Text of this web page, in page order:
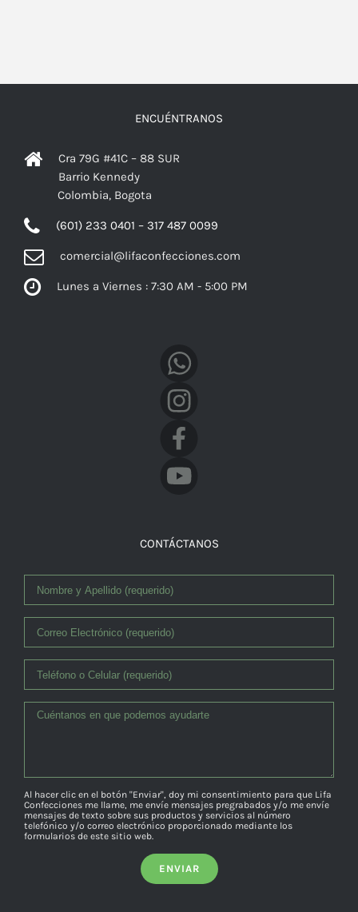
ENCUÉNTRANOS
Cra 79G #41C – 88 SUR
Barrio Kennedy
Colombia, Bogota
(601) 233 0401 – 317 487 0099
comercial@lifaconfecciones.com
Lunes a Viernes : 7:30 AM - 5:00 PM
CONTÁCTANOS
Al hacer clic en el botón "Enviar", doy mi consentimiento para que Lifa
Confecciones me llame, me envíe mensajes pregrabados y/o me envíe
mensajes de texto sobre sus productos y servicios al número
telefónico y/o correo electrónico proporcionado mediante los
formularios de este sitio web.